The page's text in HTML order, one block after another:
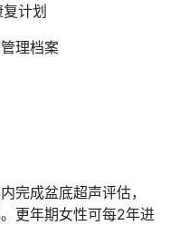
计划
理档案
完成盆底超声评估，
更年期女性可每2年进